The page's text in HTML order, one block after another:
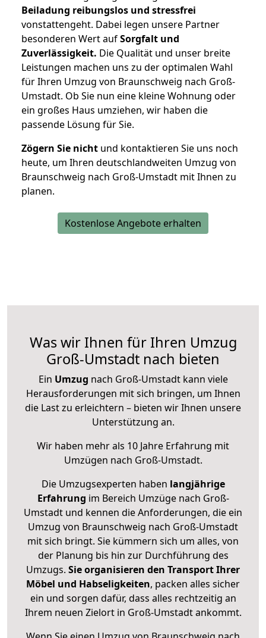
Beiladung reibungslos und stressfrei
vonstattengeht. Dabei legen unsere Partner
besonderen Wert aufSorgfalt und
Zuverlässigkeit. Die Qualität und unser breite
Leistungen machen uns zu der optimalen Wahl
für Ihren Umzug von Braunschweig nach Groß-
Umstadt. Ob Sie nun eine kleine Wohnung oder
ein großes Haus umziehen, wir haben die
passende Lösung für Sie.
Zögern Sie nicht und kontaktieren Sie uns noch
heute, um Ihren deutschlandweiten Umzug von
Braunschweig nach Groß-Umstadt mit Ihnen zu
planen.
Kostenlose Angebote erhalten
Was wir Ihnen für Ihren Umzug
Groß-Umstadt nach bieten
Ein Umzug nach Groß-Umstadt kann viele
Herausforderungen mit sich bringen, um Ihnen
die Last zu erleichtern – bieten wir Ihnen unsere
Unterstützung an.
Wir haben mehr als 10 Jahre Erfahrung mit
Umzügen nach Groß-Umstadt.
Die Umzugsexperten haben langjährige
Erfahrung im Bereich Umzüge nach Groß-
Umstadt und kennen die Anforderungen, die ein
Umzug von Braunschweig nach Groß-Umstadt
mit sich bringt. Sie kümmern sich um alles, von
der Planung bis hin zur Durchführung des
Umzugs. Sie organisieren den Transport Ihrer
Möbel und Habseligkeiten, packen alles sicher
ein und sorgen dafür, dass alles rechtzeitig an
Ihrem neuen Zielort in Groß-Umstadt ankommt.